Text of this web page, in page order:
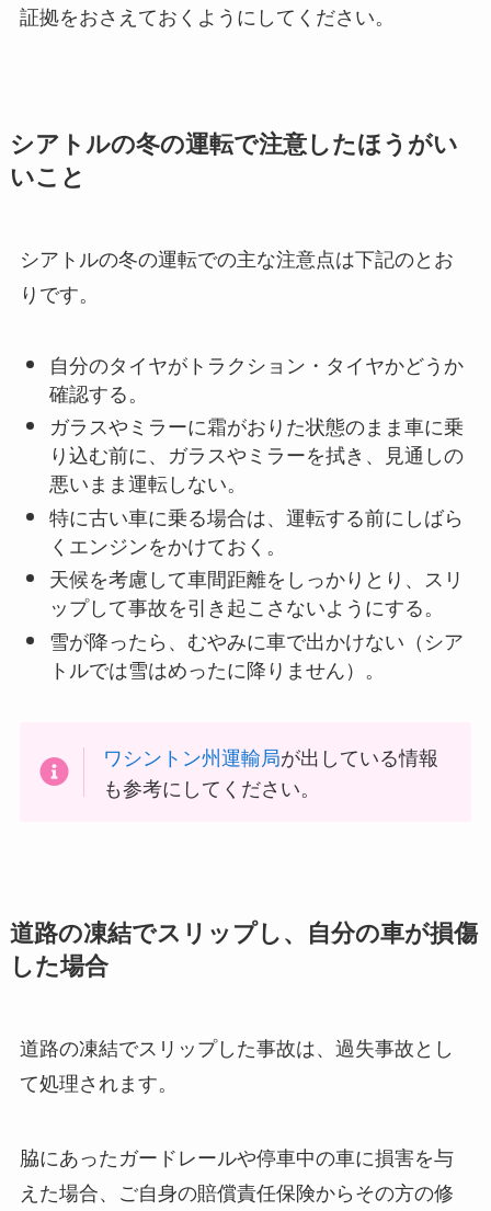
証拠をおさえておくようにしてください。
シアトルの冬の運転で注意したほうがい
いこと
シアトルの冬の運転での主な注意点は下記のとお
りです。
自分のタイヤがトラクション・タイヤかどうか
確認する。
ガラスやミラーに霜がおりた状態のまま車に乗
り込む前に、ガラスやミラーを拭き、見通しの
悪いまま運転しない。
特に古い車に乗る場合は、運転する前にしばら
くエンジンをかけておく。
天候を考慮して車間距離をしっかりとり、スリ
ップして事故を引き起こさないようにする。
雪が降ったら、むやみに車で出かけない（シア
トルでは雪はめったに降りません）。
ワシントン州運輸局が出している情報
も参考にしてください。
道路の凍結でスリップし、自分の車が損傷
した場合
道路の凍結でスリップした事故は、過失事故とし
て処理されます。
脇にあったガードレールや停車中の車に損害を与
えた場合、ご自身の賠償責任保険からその方の修